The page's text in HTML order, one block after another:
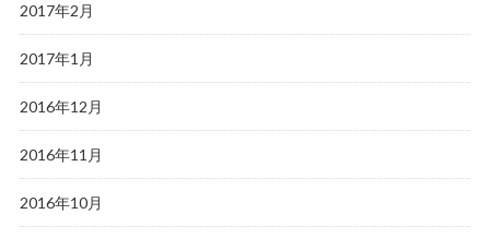
2017年2月
2017年1月
2016年12月
2016年11月
2016年10月